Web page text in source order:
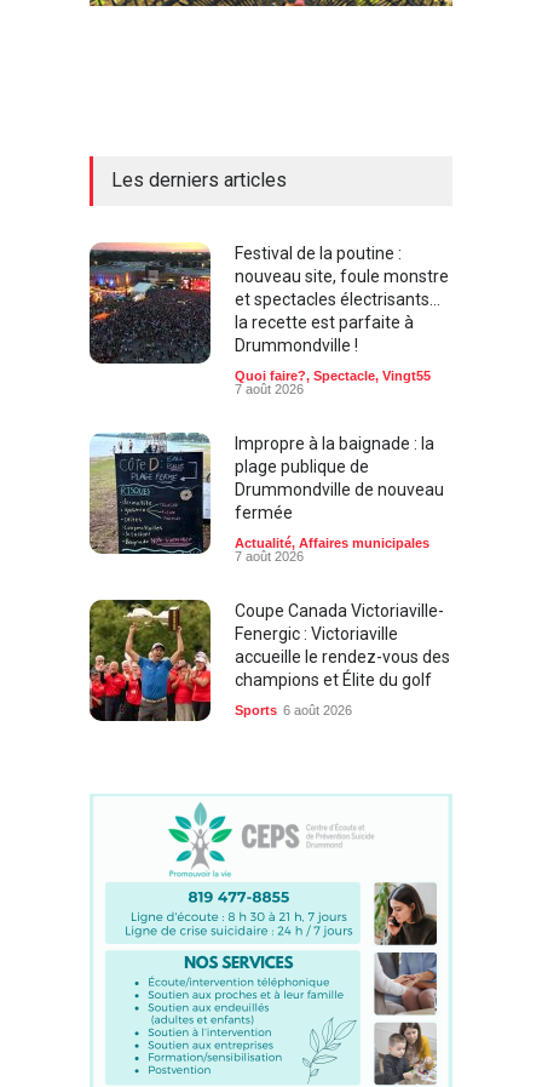
Les derniers articles
Festival de la poutine :
nouveau site, foule monstre
et spectacles électrisants…
la recette est parfaite à
Drummondville !
Quoi faire?, Spectacle, Vingt55
7 août 2026
Impropre à la baignade : la
plage publique de
Drummondville de nouveau
fermée
Actualité, Affaires municipales
7 août 2026
Coupe Canada Victoriaville-
Fenergic : Victoriaville
accueille le rendez-vous des
champions et Élite du golf
Sports 6 août 2026